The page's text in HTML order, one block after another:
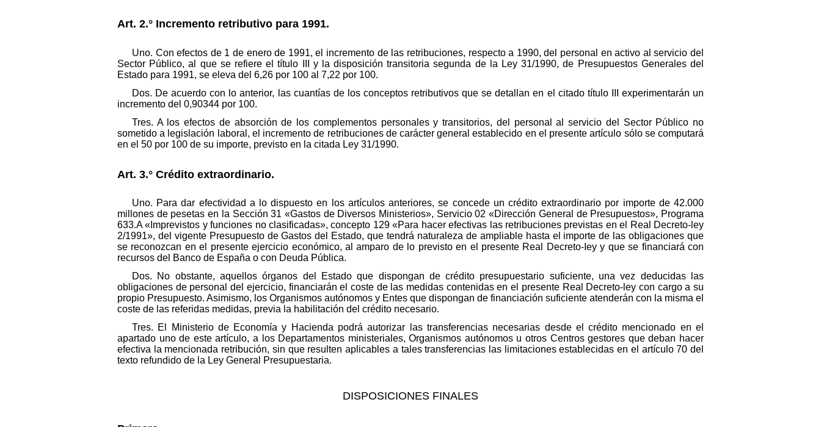
Art. 2.° Incremento retributivo para 1991.
Uno. Con efectos de 1 de enero de 1991, el incremento de las retribuciones, respecto a 1990, del personal en activo al servicio del
Sector Público, al que se refiere el título III y la disposición transitoria segunda de la Ley 31/1990, de Presupuestos Generales del
Estado para 1991, se eleva del 6,26 por 100 al 7,22 por 100.
Dos. De acuerdo con lo anterior, las cuantías de los conceptos retributivos que se detallan en el citado título III experimentarán un
incremento del 0,90344 por 100.
Tres. A los efectos de absorción de los complementos personales y transitorios, del personal al servicio del Sector Público no
sometido a legislación laboral, el incremento de retribuciones de carácter general establecido en el presente artículo sólo se computará
en el 50 por 100 de su importe, previsto en la citada Ley 31/1990.
Art. 3.° Crédito extraordinario.
Uno. Para dar efectividad a lo dispuesto en los artículos anteriores, se concede un crédito extraordinario por importe de 42.000
millones de pesetas en la Sección 31 «Gastos de Diversos Ministerios», Servicio 02 «Dirección General de Presupuestos», Programa
633.A «Imprevistos y funciones no clasificadas», concepto 129 «Para hacer efectivas las retribuciones previstas en el Real Decreto-ley
2/1991», del vigente Presupuesto de Gastos del Estado, que tendrá naturaleza de ampliable hasta el importe de las obligaciones que
se reconozcan en el presente ejercicio económico, al amparo de lo previsto en el presente Real Decreto-Iey y que se financiará con
recursos del Banco de España o con Deuda Pública.
Dos. No obstante, aquellos órganos del Estado que dispongan de crédito presupuestario suficiente, una vez deducidas las
obligaciones de personal del ejercicio, financiarán el coste de las medidas contenidas en el presente Real Decreto-ley con cargo a su
propio Presupuesto. Asimismo, los Organismos autónomos y Entes que dispongan de financiación suficiente atenderán con la misma el
coste de las referidas medidas, previa la habilitación del crédito necesario.
Tres. El Ministerio de Economía y Hacienda podrá autorizar las transferencias necesarias desde el crédito mencionado en el
apartado uno de este artículo, a los Departamentos ministeriales, Organismos autónomos u otros Centros gestores que deban hacer
efectiva la mencionada retribución, sin que resulten aplicables a tales transferencias las limitaciones establecidas en el artículo 70 del
texto refundido de la Ley General Presupuestaria.
DISPOSICIONES FINALES